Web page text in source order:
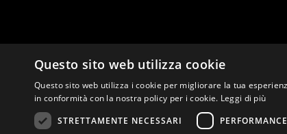
Questo sito web utilizza cookie
Questo sito web utilizza i cookie per migliorare la tua
in conformità con la nostra policy per i cookie. Leggi di più
STRETTAMENTE NECESSARI
PERFORMANCE